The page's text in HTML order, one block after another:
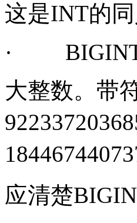
这是INT的同
·
大整数。带
应清楚